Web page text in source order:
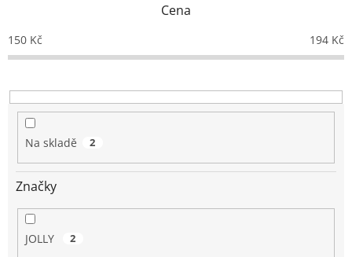
p
r
o
u
Cena
150 Kč 194 Kč
Na skladě 2
Značky
JOLLY 2